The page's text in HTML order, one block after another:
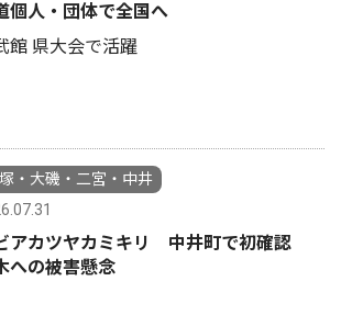
個人・団体で全国へ
館 県大会で活躍
・大磯・二宮・中井
アカツヤカミキリ 中井町で初確認
への被害懸念